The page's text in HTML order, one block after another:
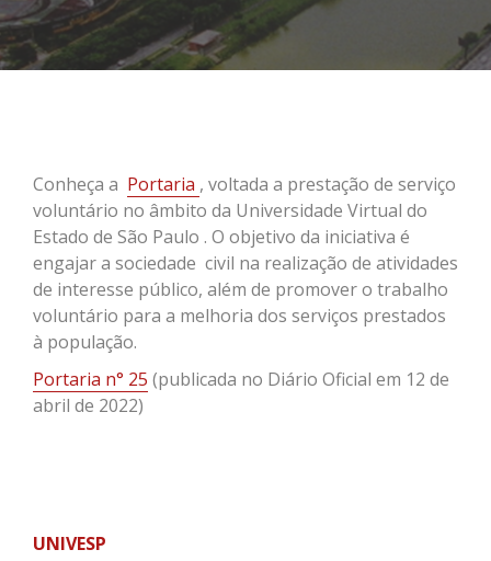
Conheça a Portaria , voltada a prestação de serviço
voluntário no âmbito da Universidade Virtual do
Estado de São Paulo . O objetivo da iniciativa é
engajar a sociedade civil na realização de atividades
de interesse público, além de promover o trabalho
voluntário para a melhoria dos serviços prestados
à população.
Portaria n° 25 (publicada no Diário Oficial em 12 de
abril de 2022)
UNIVESP